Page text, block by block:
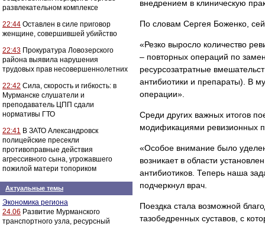
развлекательном комплексе
22:44 Оставлен в силе приговор
женщине, совершившей убийство
22:43 Прокуратура Ловозерского
района выявила нарушения
трудовых прав несовершеннолетних
22:42 Сила, скорость и гибкость: в
Мурманске слушатели и
преподаватель ЦПП сдали
нормативы ГТО
22:41 В ЗАТО Александровск
полицейские пресекли
противоправные действия
агрессивного сына, угрожавшего
пожилой матери топориком
Актуальные темы
Экономика региона
24.06 Развитие Мурманского
транспортного узла, ресурсный
внедрением в клиническую
По словам Сергея Боженко,
«Резко выросло количество
– повторных операций по
ресурсозатратные
антибиотики и препараты). В
операции».
Среди других важных итогов
модификациями ревизионных
«Особое внимание было
возникает в области
антибиотиков. Теперь наша
подчеркнул врач.
Поездка стала возможной
тазобедренных суставов, с